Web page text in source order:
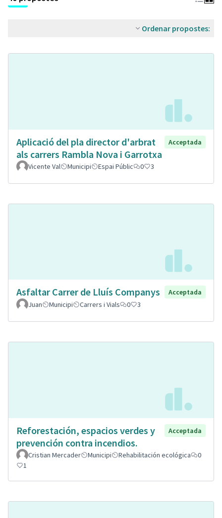
Ordenar propostes:
Aplicació del pla director d'arbrat
als carrers Rambla Nova i Garrotxa
Acceptada
Vicente Val Municipi Espai Públic 0 3
Asfaltar Carrer de Lluís Companys
Acceptada
Juan
Municipi Carrers i Vials 0 3
Reforestación, espacios verdes y
prevención contra incendios.
Acceptada
Cristian Mercader Municipi Rehabilitación ecológica
0
1